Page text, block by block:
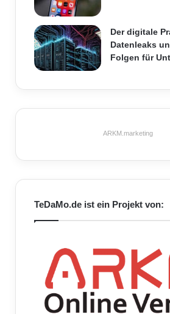
Der digitale
Datenleaks
Folgen für
ARKM.marketing
TeDaMo.de ist ein Projekt von: